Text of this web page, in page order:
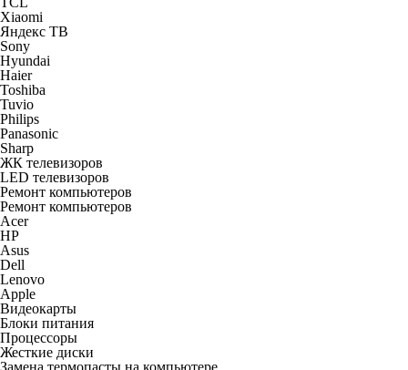
Xiaomi
Яндекс ТВ
Sony
Hyundai
Haier
Toshiba
Tuvio
Philips
Panasonic
Sharp
ЖК телевизоров
LED телевизоров
Ремонт компьютеров
Ремонт компьютеров
Acer
HP
Asus
Dell
Lenovo
Apple
Видеокарты
Блоки питания
Процессоры
Жесткие диски
Замена термопасты на компьютере